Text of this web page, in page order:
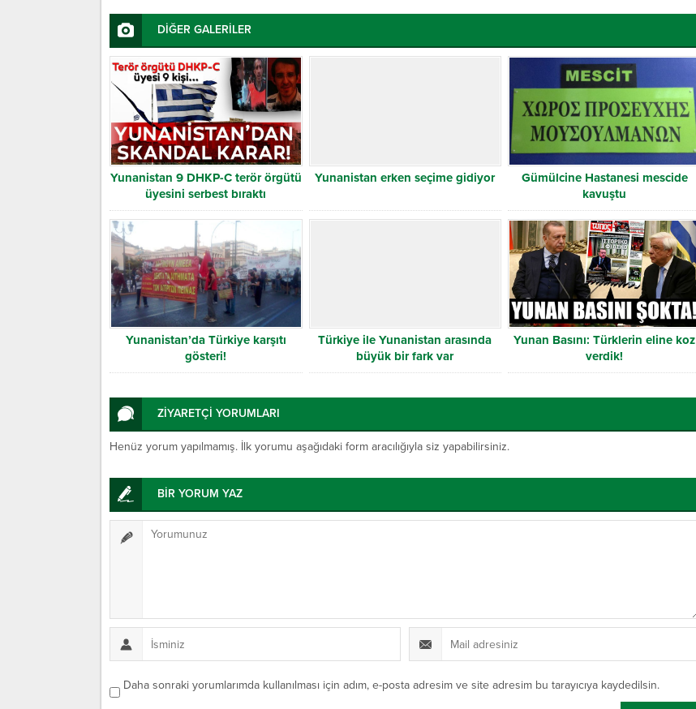
DİĞER GALERİLER
Yunanistan 9 DHKP-C terör örgütü
üyesini serbest bıraktı
Yunanistan erken seçime gidiyor
Gümülcine Hastanesi mescide
kavuştu
Yunanistan’da Türkiye karşıtı
gösteri!
Türkiye ile Yunanistan arasında
büyük bir fark var
Yunan Basını: Türklerin eline koz
verdik!
ZİYARETÇİ YORUMLARI
Henüz yorum yapılmamış. İlk yorumu aşağıdaki form aracılığıyla siz yapabilirsiniz.
BİR YORUM YAZ
Daha sonraki yorumlarımda kullanılması için adım, e-posta adresim ve site adresim bu tarayıcıya kaydedilsin.